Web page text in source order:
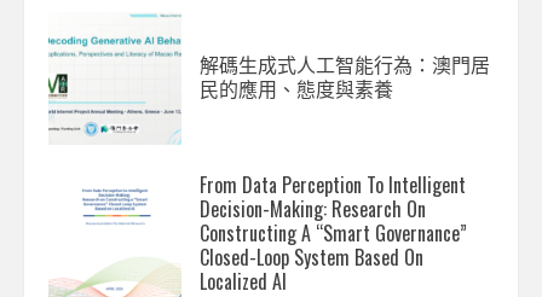
解碼生成式人工智能行為：澳門居
民的應用、態度與素養
From Data Perception To Intelligent
Decision-Making: Research On
Constructing A “Smart Governance”
Closed-Loop System Based On
Localized AI